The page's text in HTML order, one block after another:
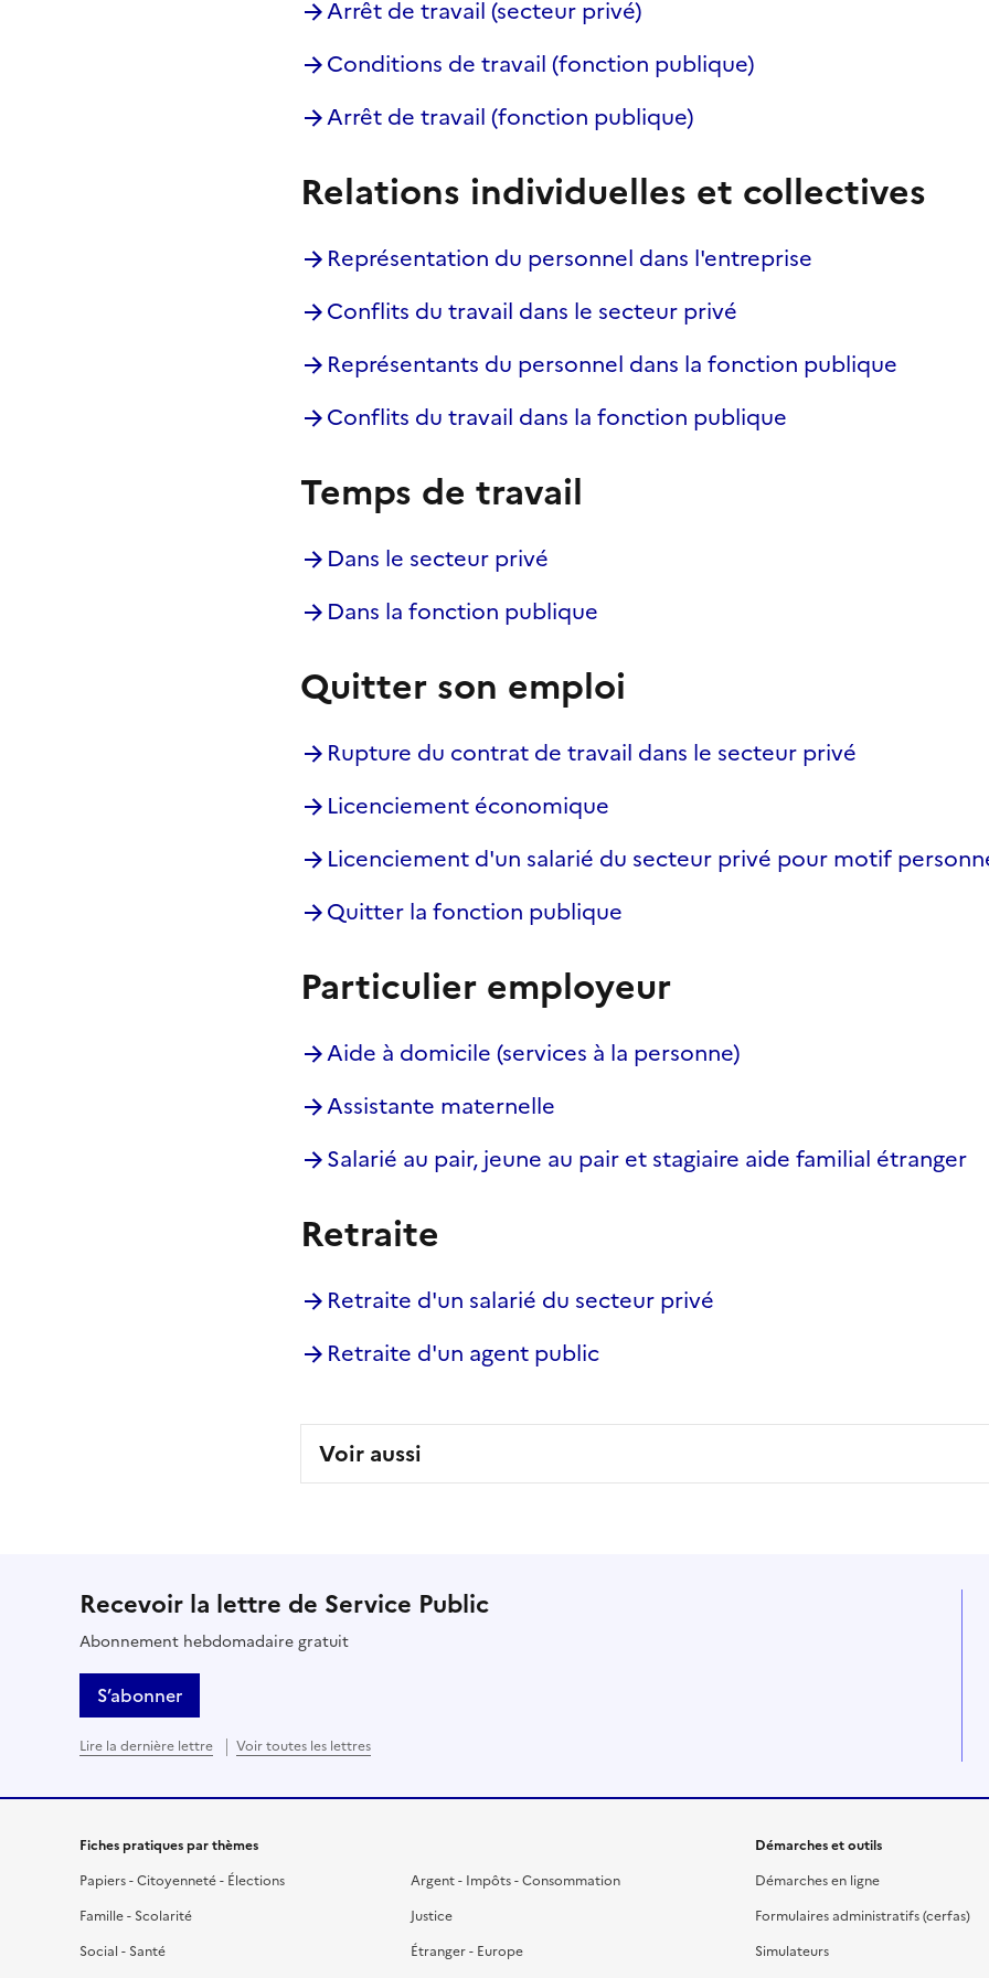
Arrêt de travail (secteur privé)
Conditions de travail (fonction publique)
Arrêt de travail (fonction publique)
Relations individuelles et collectives
Représentation du personnel dans l'entreprise
Conflits du travail dans le secteur privé
Représentants du personnel dans la fonction publique
Conflits du travail dans la fonction publique
Temps de travail
Dans le secteur privé
Dans la fonction publique
Quitter son emploi
Rupture du contrat de travail dans le secteur privé
Licenciement économique
Licenciement d'un salarié du secteur privé pour motif
Quitter la fonction publique
Particulier employeur
Aide à domicile (services à la personne)
Assistante maternelle
Salarié au pair, jeune au pair et stagiaire aide familial étranger
Retraite
Retraite d'un salarié du secteur privé
Retraite d'un agent public
Voir aussi
Recevoir la lettre de Service Public
Abonnement hebdomadaire gratuit
S’abonner
Lire la dernière lettre Voir toutes les lettres
Fiches pratiques par thèmes
Papiers - Citoyenneté - Élections
Famille - Scolarité
Social - Santé
Argent - Impôts - Consommation
Justice
Étranger - Europe
Démarches et outils
Démarches en ligne
Formulaires administratifs (cerfas)
Simulateurs